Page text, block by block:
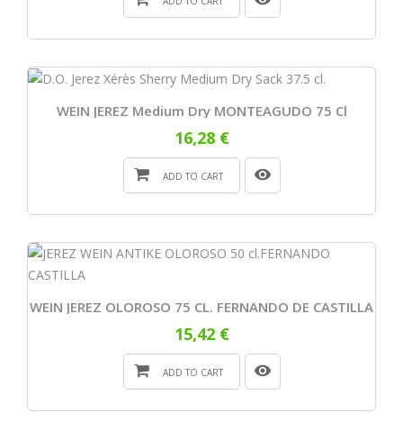
WEIN JEREZ Medium Dry MONTEAGUDO 75 Cl
16,28 €
ADD TO CART
WEIN JEREZ OLOROSO 75 CL. FERNANDO DE CASTILLA
15,42 €
ADD TO CART